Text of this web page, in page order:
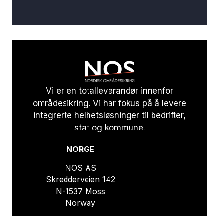
Vi er en totalleverandør innenfor
områdesikring. Vi har fokus på å levere
integrerte helhetsløsninger til bedrifter,
stat og kommune.
NORGE
NOS AS
Skredderveien 142
N-1537 Moss
Norway